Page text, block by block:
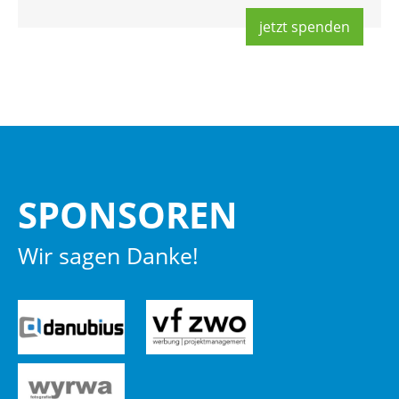
jetzt spen­den
SPON­SO­REN
Wir sagen Danke!